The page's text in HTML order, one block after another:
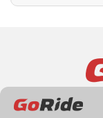
PRIVACIDADE